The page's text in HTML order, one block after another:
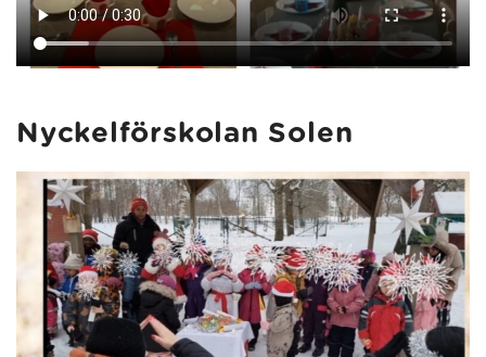
Nyckelförskolan Solen